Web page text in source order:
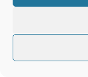
Copyright